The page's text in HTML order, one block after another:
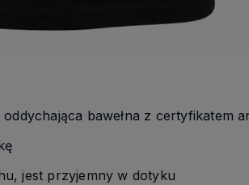
bawełna z certyfikatem
jest przyjemny w dotyku